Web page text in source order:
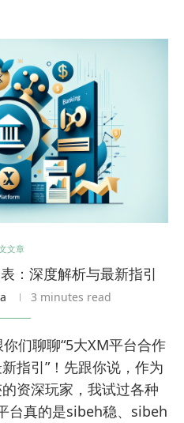
文章
：深度解析与最新指引
3 minutes read
们聊聊“5大XM平台合作
指引”！先跟你说，作为
资深玩家，我试过各种
台真的是sibeh稳、sibeh